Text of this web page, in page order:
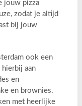
jouw pizza
zodat je altijd
bij jouw
ook een
aan
en
en brownies.
met heerlijke